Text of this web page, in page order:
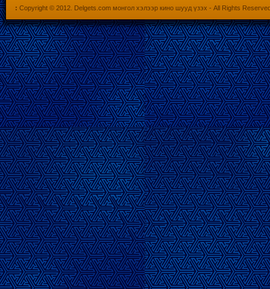
: Copyright © 2012. Delgets.com монгол хэлээр кино шууд үзэх - All Rights